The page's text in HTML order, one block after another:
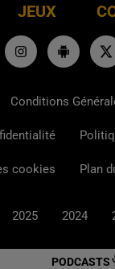
PODCASTS
JEUX
Conditions
cookies Plan
2025 2024